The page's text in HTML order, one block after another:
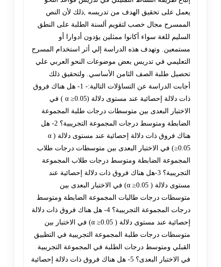
يعمل على تحقيق الهدف من تدريسه ,ذلك لأن النص
الممسرح مجال خصب لتقويم ألسنة الطلبة على النطق
السليم للغة سواء أكانوا ممثلين يؤدون أدوارا أو
مستمعين. وتهدف هذه الدراسة إلي أثر استخدام المسرح
التعليمي في تدريس بعض موضوعات النحو العربي علي
تحصيل طلبة الصف الثامن الأساسي. ولتحقيق ذلك
أجابت الدراسة عن التساؤلات التالية:- 1- هل هناك فروق
ذات دلالة إحصائية عند مستوى دلالة (α ≥0.05 ) في
الاختبار البعدى بين متوسطات درجات طلبة المجموعة
الضابطة ومتوسط درجات المجموعة التجريبية؟ 2- هل
هناك فروق ذات دلالة إحصائية عند مستوى دلالة ( α
≥0.05) في الاختبار البعدى بين متوسطات درجات طلاب
المجموعة الضابطة ومتوسط درجات طلاب المجموعة
التجريبية؟ 3-هل هناك فروق ذات دلالة إحصائية عند
مستوى دلالة ( α ≥0.05) في الاختبار البعدى بين
متوسطات درجات طالبات المجموعة الضابطة ومتوسط
درجات المجموعة التجريبية؟ 4- هل هناك فروق ذات دلالة
إحصائية عند مستوى دلالة ( α ≥0.05) في الاختبار بين
متوسطات درجات طلبة المجموعة التجريبية في التطبيق
القبلي ومتوسط درجات الطلبة في المجموعة التجريبية
في الاختبار البعدى؟ 5- هل هناك فروق ذات دلالة إحصائية